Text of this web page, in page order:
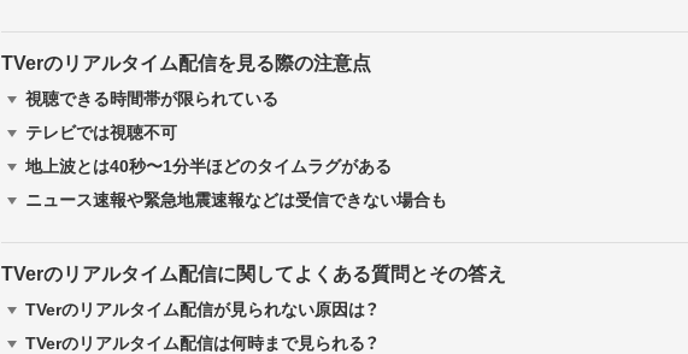
TVerのリアルタイム配信を見る際の注意点
視聴できる時間帯が限られている
テレビでは視聴不可
地上波とは40秒〜1分半ほどのタイムラグがある
ニュース速報や緊急地震速報などは受信できない場合も
TVerのリアルタイム配信に関してよくある質問とその答え
TVerのリアルタイム配信が見られない原因は？
TVerのリアルタイム配信は何時まで見られる？